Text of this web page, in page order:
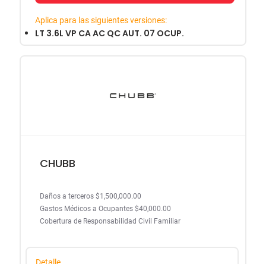
Aplica para las siguientes versiones:
LT 3.6L VP CA AC QC AUT. 07 OCUP.
CHUBB
Daños a terceros $1,500,000.00
Gastos Médicos a Ocupantes $40,000.00
Cobertura de Responsabilidad Civil Familiar
Detalle